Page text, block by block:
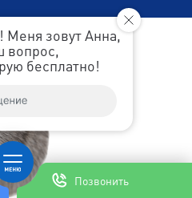
Позвонить
Меня зовут Анна,
вопрос,
бесплатно!